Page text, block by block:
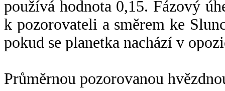
používá hodnota 0,15. Fázový
k pozorovateli a směrem ke
pokud se planetka nachází v
Průměrnou pozorovanou